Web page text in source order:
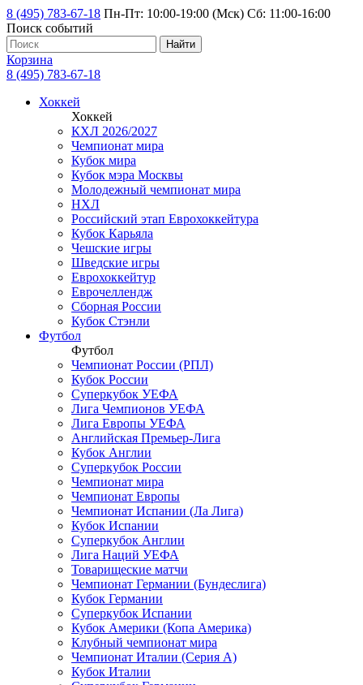
8 (495) 783-67-18 Пн-Пт: 10:00-19:00 (Мск) Сб: 11:00-16:00
Поиск событий
Найти
Корзина
8 (495) 783-67-18
Хоккей
Хоккей
КХЛ 2026/2027
Чемпионат мира
Кубок мира
Кубок мэра Москвы
Молодежный чемпионат мира
НХЛ
Российский этап Еврохоккейтура
Кубок Карьяла
Чешские игры
Шведские игры
Еврохоккейтур
Еврочеллендж
Сборная России
Кубок Стэнли
Футбол
Футбол
Чемпионат России (РПЛ)
Кубок России
Суперкубок УЕФА
Лига Чемпионов УЕФА
Лига Европы УЕФА
Английская Премьер-Лига
Кубок Англии
Суперкубок России
Чемпионат мира
Чемпионат Европы
Чемпионат Испании (Ла Лига)
Кубок Испании
Суперкубок Англии
Лига Наций УЕФА
Товарищеские матчи
Чемпионат Германии (Бундеслига)
Кубок Германии
Суперкубок Испании
Кубок Америки (Копа Америка)
Клубный чемпионат мира
Чемпионат Италии (Серия А)
Кубок Италии